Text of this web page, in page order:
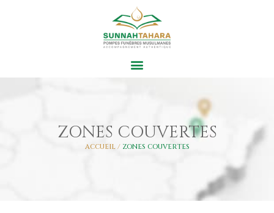
ZONES COUVERTES
ACCUEIL /ZONES COUVERTES